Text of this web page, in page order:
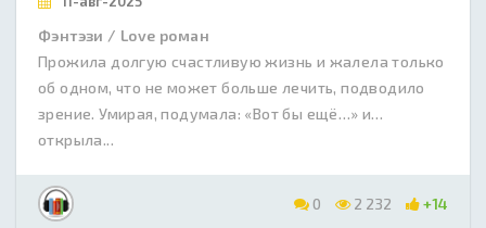
Фэнтэзи / Love роман
Прожила долгую счастливую жизнь и жалела только
об одном, что не может больше лечить, подводило
зрение. Умирая, подумала: «Вот бы ещё…» и…
открыла...
0 2 232 +14